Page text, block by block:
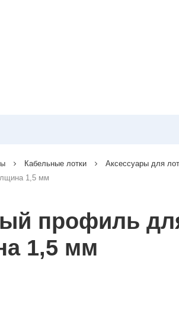
Кабельные лотки Аксессуары для
1,5 мм
профиль
1,5 мм